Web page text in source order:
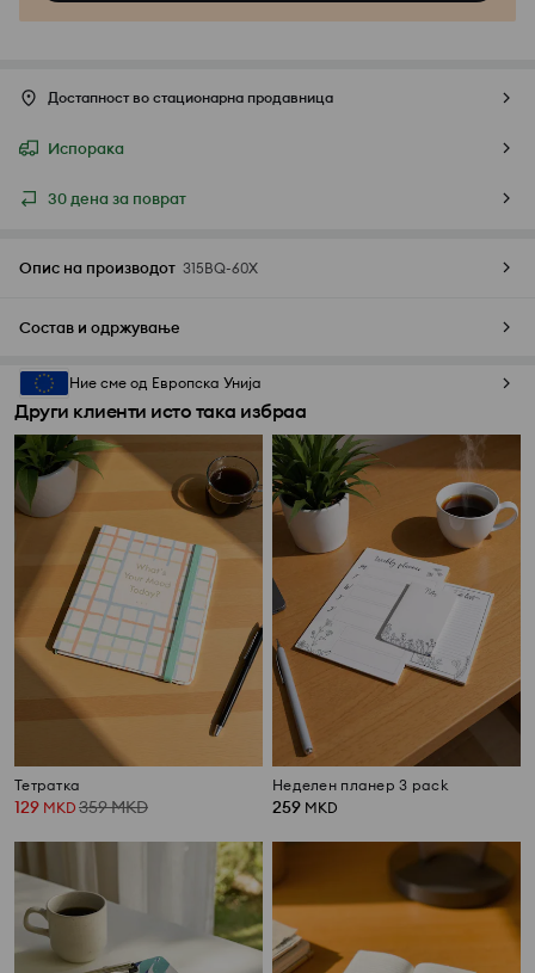
Достапност во стационарна продавница
Испорака
30 дена за поврат
Опис на производот 315BQ-60X
Состав и одржување
Ние сме од Европска Унија
Други клиенти исто така избраа
Тетратка
129 MKD 359MKD
Неделен планер 3 pack
259 MKD